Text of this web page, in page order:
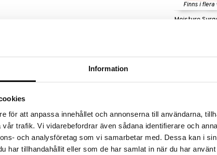
Information
för att anpassa innehållet och annonserna till användarna,
trafik. Vi vidarebefordrar även sådana identifierare och
och analysföretag som vi samarbetar med. Dessa kan i
har tillhandahållit eller som de har samlat in när du har
en mer effektiv och bra formula.
fyller denna dagkräm på och återställer din hud
en åldersbekämpande 3D FIT-teknik med syfte
är berikad med Ceramider, Tetrapeptider
se ett synligt lyft-, uppstramat- och skulpturerat
in i huden.
efter bara 1 vecka. Huden känns fastare och mer
Finns i
Moisture
Finns i flera